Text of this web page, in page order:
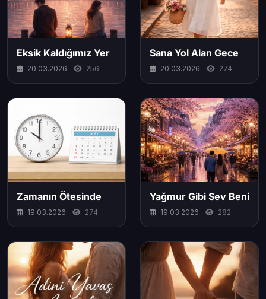
Eksik Kaldığımız Yer
20.03.2026 256
Sana Yol Alan Gece
20.03.2026 274
Zamanın Ötesinde
19.03.2026 274
Yağmur Gibi Sev Beni
19.03.2026 282